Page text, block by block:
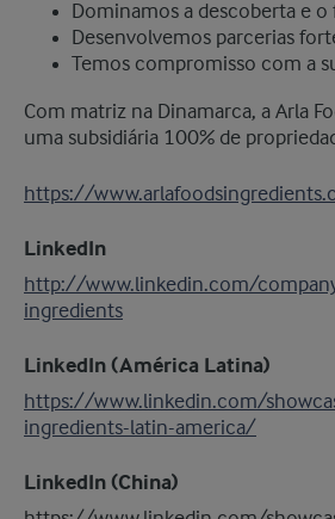
Dominamos a descoberta e
Desenvolvemos parcerias
Temos compromisso com a
Com matriz na Dinamarca, a Arla
uma subsidiária 100% de
https://
LinkedIn
http://www.linkedin.com/
ingredients
LinkedIn (América Latina)
https://www.linkedin.com/
ingredients-latin-america/
LinkedIn (China)